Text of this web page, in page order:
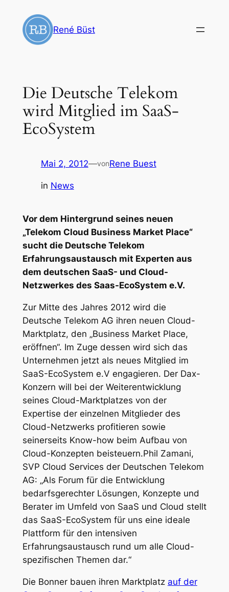
Inhalt
springen
René Büst
Die Deutsche Telekom
wird Mitglied im SaaS-
EcoSystem
Mai 2, 2012—vonRene Buest
in News
Vor dem Hintergrund seines neuen
„Telekom Cloud Business Market Place“
sucht die Deutsche Telekom
Erfahrungsaustausch mit Experten aus
dem deutschen SaaS- und Cloud-
Netzwerkes des Saas-EcoSystem e.V.
Zur Mitte des Jahres 2012 wird die
Deutsche Telekom AG ihren neuen Cloud-
Marktplatz, den „Business Market Place,
eröffnen“. Im Zuge dessen wird sich das
Unternehmen jetzt als neues Mitglied im
SaaS-EcoSystem e.V engagieren. Der Dax-
Konzern will bei der Weiterentwicklung
seines Cloud-Marktplatzes von der
Expertise der einzelnen Mitglieder des
Cloud-Netzwerks profitieren sowie
seinerseits Know-how beim Aufbau von
Cloud-Konzepten beisteuern.Phil Zamani,
SVP Cloud Services der Deutschen Telekom
AG: „Als Forum für die Entwicklung
bedarfsgerechter Lösungen, Konzepte und
Berater im Umfeld von SaaS und Cloud stellt
das SaaS-EcoSystem für uns eine ideale
Plattform für den intensiven
Erfahrungsaustausch rund um alle Cloud-
spezifischen Themen dar.“
Die Bonner bauen ihren Marktplatz auf der